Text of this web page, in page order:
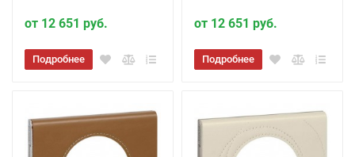
от 12 651 руб.
Подробнее
от 12 651 руб.
Подробнее